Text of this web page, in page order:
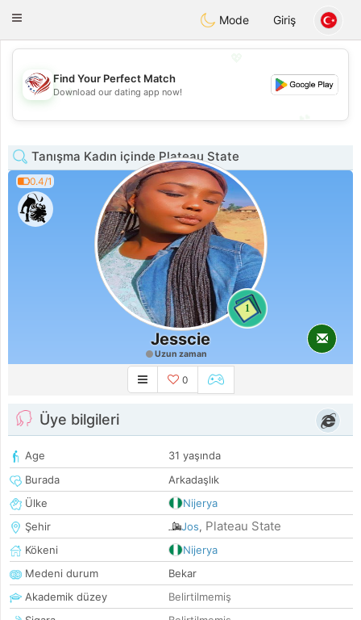
Dating
Toggle
Mode Giriş
💖
💕
Find Your Perfect Match
Download our dating app now!
Tanışma Kadın içinde Plateau State
0.4/1
1
Jesscie
Uzun zaman
0
Üye bilgileri
Age
31 yaşında
Burada
Arkadaşlık
Ülke
Nijerya
Şehir
Jos, Plateau State
Kökeni
Nijerya
Medeni durum
Bekar
Akademik düzey
Belirtilmemiş